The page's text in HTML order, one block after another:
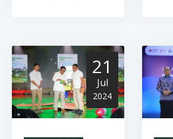
21
Jul
2024